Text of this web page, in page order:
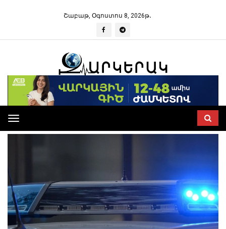
Շաբաթ, Օգոստոս 8, 2026թ․
Toggle
navigation